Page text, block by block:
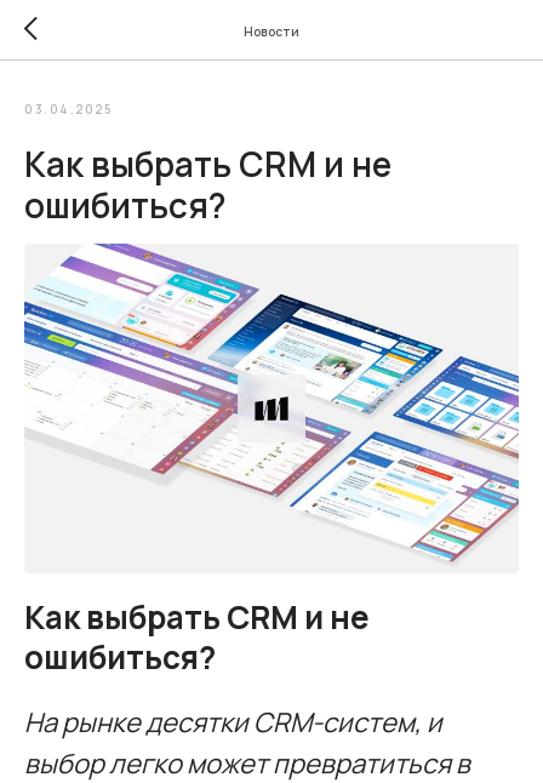
Новости
03.04.2025
Как выбрать CRM и не
ошибиться?
Как выбрать CRM и не
ошибиться?
На рынке десятки CRM-систем, и
выбор легко может превратиться в